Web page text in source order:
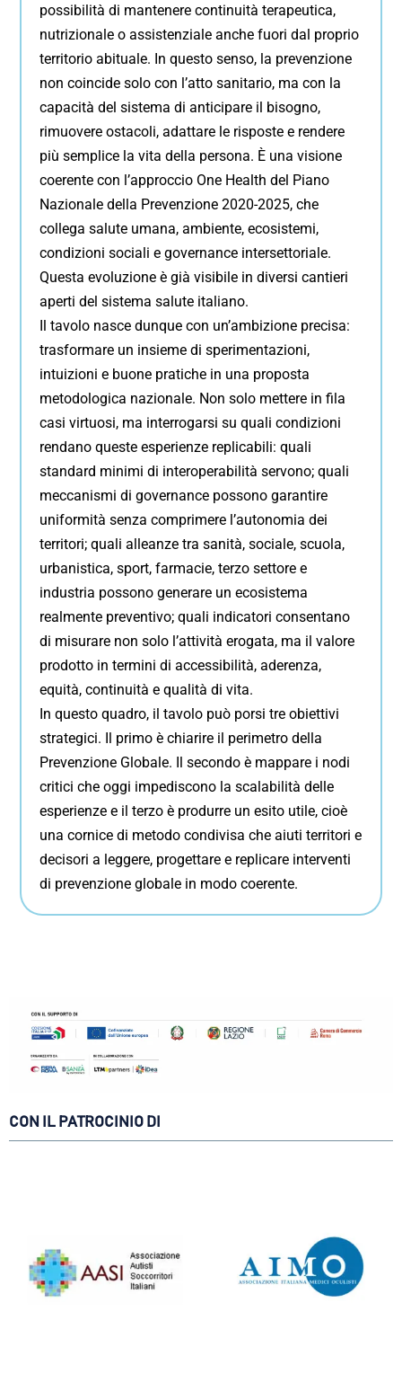
possibilità di mantenere continuità terapeutica,
nutrizionale o assistenziale anche fuori dal proprio
territorio abituale. In questo senso, la prevenzione
non coincide solo con l’atto sanitario, ma con la
capacità del sistema di anticipare il bisogno,
rimuovere ostacoli, adattare le risposte e rendere
più semplice la vita della persona. È una visione
coerente con l’approccio One Health del Piano
Nazionale della Prevenzione 2020-2025, che
collega salute umana, ambiente, ecosistemi,
condizioni sociali e governance intersettoriale.
Questa evoluzione è già visibile in diversi cantieri
aperti del sistema salute italiano.
Il tavolo nasce dunque con un’ambizione precisa:
trasformare un insieme di sperimentazioni,
intuizioni e buone pratiche in una proposta
metodologica nazionale. Non solo mettere in fila
casi virtuosi, ma interrogarsi su quali condizioni
rendano queste esperienze replicabili: quali
standard minimi di interoperabilità servono; quali
meccanismi di governance possono garantire
uniformità senza comprimere l’autonomia dei
territori; quali alleanze tra sanità, sociale, scuola,
urbanistica, sport, farmacie, terzo settore e
industria possono generare un ecosistema
realmente preventivo; quali indicatori consentano
di misurare non solo l’attività erogata, ma il valore
prodotto in termini di accessibilità, aderenza,
equità, continuità e qualità di vita.
In questo quadro, il tavolo può porsi tre obiettivi
strategici. Il primo è chiarire il perimetro della
Prevenzione Globale. Il secondo è mappare i nodi
critici che oggi impediscono la scalabilità delle
esperienze e il terzo è produrre un esito utile, cioè
una cornice di metodo condivisa che aiuti territori e
decisori a leggere, progettare e replicare interventi
di prevenzione globale in modo coerente.
CON IL PATROCINIO DI